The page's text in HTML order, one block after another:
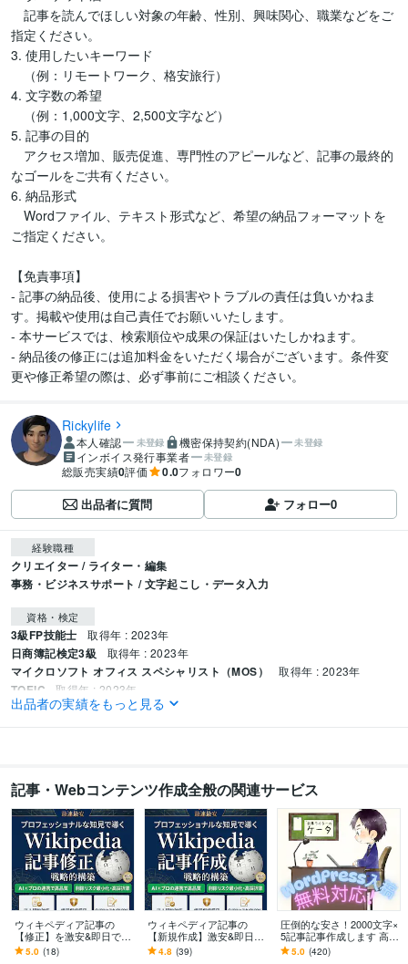
記事を読んでほしい対象の年齢、性別、興味関心、職業などをご
指定ください。
3. 使用したいキーワード
（例：リモートワーク、格安旅行）
4. 文字数の希望
（例：1,000文字、2,500文字など）
5. 記事の目的
アクセス増加、販売促進、専門性のアピールなど、記事の最終的
なゴールをご共有ください。
6. 納品形式
Wordファイル、テキスト形式など、希望の納品フォーマットを
ご指定ください。
【免責事項】
- 記事の納品後、使用による損害やトラブルの責任は負いかねま
す。掲載や使用は自己責任でお願いいたします。
- 本サービスでは、検索順位や成果の保証はいたしかねます。
- 納品後の修正には追加料金をいただく場合がございます。条件変
更や修正希望の際は、必ず事前にご相談ください。
Rickylife
本人確認 未登録 機密保持契約(NDA) 未登録
インボイス発行事業者 未登録
総販売実績0評価 0.0フォロワー0
出品者に質問 フォロー0
経験職種
クリエイター / ライター・編集
事務・ビジネスサポート / 文字起こし・データ入力
資格・検定
3級FP技能士 取得年 : 2023年
日商簿記検定3級 取得年 : 2023年
マイクロソフト オフィス スペシャリスト（MOS） 取得年 : 2023年
TOEIC 取得年 : 2023年
得意分野
ライティング・翻訳 Webライティング
学歴
立命館大学 2020年3月 ~ 2024年8月
語学力
英語 日常会話レベル
出品者の実績をもっと見る
記事・Webコンテンツ作成全般の関連サービス
ウィキペディア記事の
【修正】を激安&即日でし
ます 【最安 】Wikipediaを
強力なSEO•LLMOツール
5.0 (18)
ウィキペディア記事の
【新規作成】激安&即日で
します 【最安】Wikipedia
を強力なSEO•LLMOツー
4.8 (39)
圧倒的な安さ！2000文字×
5記事記事作成します 高品
質な記事を作成します！
WordPress下書き入稿無
5.0 (420)